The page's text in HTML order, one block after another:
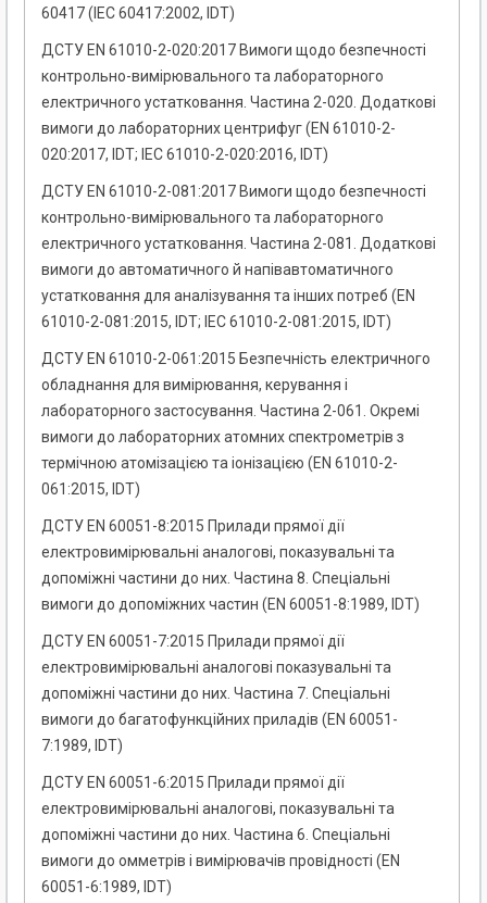
60417 (IEC 60417:2002, IDT)
ДСТУ EN 61010-2-020:2017 Вимоги щодо безпечності
контрольно-вимірювального та лабораторного
електричного устатковання. Частина 2-020. Додаткові
вимоги до лабораторних центрифуг (EN 61010-2-
020:2017, IDT; IEC 61010-2-020:2016, IDT)
ДСТУ EN 61010-2-081:2017 Вимоги щодо безпечності
контрольно-вимірювального та лабораторного
електричного устатковання. Частина 2-081. Додаткові
вимоги до автоматичного й напівавтоматичного
устатковання для аналізування та інших потреб (EN
61010-2-081:2015, IDT; ІЕС 61010-2-081:2015, IDT)
ДСТУ EN 61010-2-061:2015 Безпечність електричного
обладнання для вимірювання, керування і
лабораторного застосування. Частина 2-061. Окремі
вимоги до лабораторних атомних спектрометрів з
термічною атомізацією та іонізацією (EN 61010-2-
061:2015, IDT)
ДСТУ EN 60051-8:2015 Прилади прямої дії
електровимірювальні аналогові, показувальні та
допоміжні частини до них. Частина 8. Спеціальні
вимоги до допоміжних частин (EN 60051-8:1989, IDT)
ДСТУ EN 60051-7:2015 Прилади прямої дії
електровимірювальні аналогові показувальні та
допоміжні частини до них. Частина 7. Спеціальні
вимоги до багатофункційних приладів (EN 60051-
7:1989, IDT)
ДСТУ EN 60051-6:2015 Прилади прямої дії
електровимірювальні аналогові, показувальні та
допоміжні частини до них. Частина 6. Спеціальні
вимоги до омметрів і вимірювачів провідності (EN
60051-6:1989, IDT)